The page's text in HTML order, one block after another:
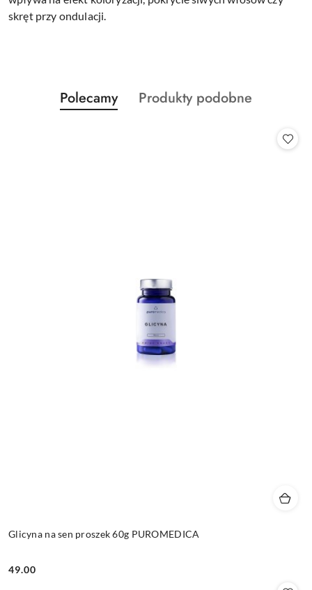
skręt przy ondulacji.
Pomiń karuzelę produktów
Produkty
o
Polecamy
Produkty
Produkty podobne
Glicyna na sen proszek 60g PUROMEDICA
Cena:
49.00